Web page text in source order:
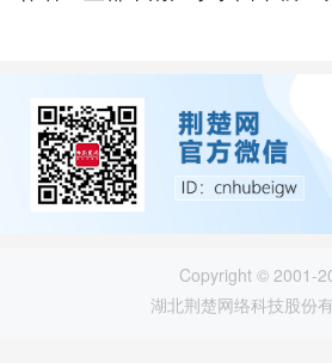
Copyright © 2001-
湖北荆楚网络科技股份